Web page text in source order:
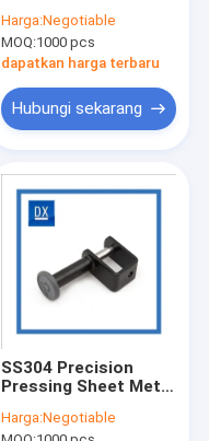
SS
Harga:Negotiable
MOQ:1000 pcs
dapatkan harga terbaru
Hubungi sekarang
SS304 Precision
Pressing Sheet Metal
Coated
Harga:Negotiable